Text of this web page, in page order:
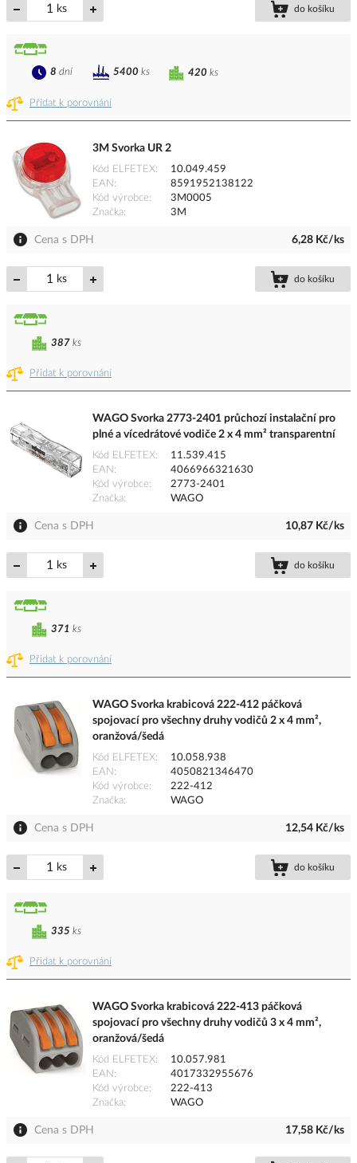
ks do košíku
Přidat k porovnání
420 ks
8 dní 5400 ks
3M Svorka UR 2
Kód ELFETEX
10.049.459
EAN
8591952138122
Kód výrobce
3M0005
Značka
3M
Cena s DPH 6,28 Kč/ks
ks do košíku
Přidat k porovnání
387 ks
WAGO Svorka 2773-2401 průchozí instalační pro
plné a vícedrátové vodiče 2 x 4 mm² transparentní
Kód ELFETEX
11.539.415
EAN
4066966321630
Kód výrobce
2773-2401
Značka
WAGO
Cena s DPH 10,87 Kč/ks
ks do košíku
Přidat k porovnání
371 ks
WAGO Svorka krabicová 222-412 páčková
spojovací pro všechny druhy vodičů 2 x 4 mm²,
oranžová/šedá
Kód ELFETEX
10.058.938
EAN
4050821346470
Kód výrobce
222-412
Značka
WAGO
Cena s DPH 12,54 Kč/ks
ks do košíku
Přidat k porovnání
335 ks
WAGO Svorka krabicová 222-413 páčková
spojovací pro všechny druhy vodičů 3 x 4 mm²,
oranžová/šedá
Kód ELFETEX
10.057.981
EAN
4017332955676
Kód výrobce
222-413
Značka
WAGO
Cena s DPH 17,58 Kč/ks